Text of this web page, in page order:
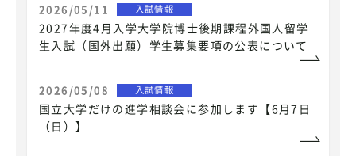
2026/05/11 入試情報
2027年度4月入学大学院博士後期課程外国人留学
生入試（国外出願）学生募集要項の公表について
2026/05/08 入試情報
国立大学だけの進学相談会に参加します【6月7日
（日）】